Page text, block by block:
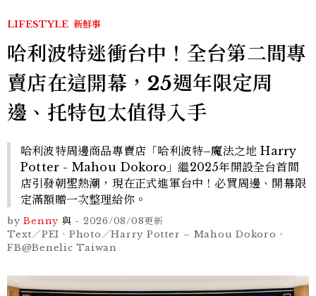
LIFESTYLE 新鮮事
哈利波特迷衝台中！全台第二間專
賣店在這開幕，25週年限定周
邊、托特包太值得入手
哈利波特周邊商品專賣店「哈利波特–魔法之地 Harry
Potter - Mahou Dokoro」繼2025年開設全台首間
店引發朝聖熱潮，現在正式進軍台中！必買周邊、開幕限
定滿額贈一次整理給你。
by Benny 與 - 2026/08/08更新
Text／PEI、Photo／Harry Potter – Mahou Dokoro、
FB@Benelic Taiwan